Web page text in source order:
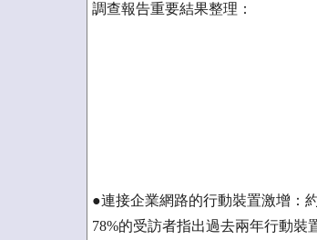
調查報告重要結果整理：
●連接企業網路的行動裝置激增：
78%的受訪者指出過去兩年行動裝